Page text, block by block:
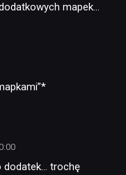
mapek…
dodatek… trochę